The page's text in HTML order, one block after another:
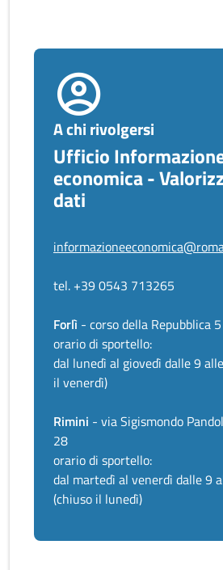
A chi rivolgersi
Ufficio
economica -
dati
tel. +39 0543 713265
Forlì - corso della Repubblica 5
orario di sportello:
dal lunedì al giovedì dalle 9
il venerdì)
Rimini - via Sigismondo
28
orario di sportello:
dal martedì al venerdì dalle 9
(chiuso il lunedì)